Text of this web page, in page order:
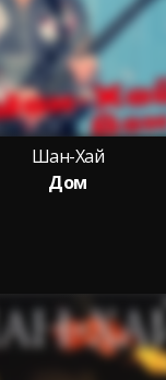
Шан-Хай
Дом